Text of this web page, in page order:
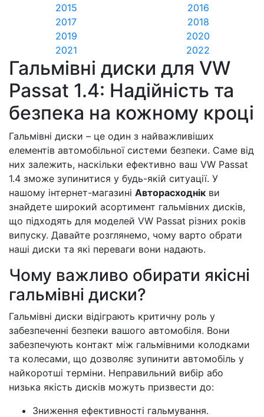
2015
2016
2017
2018
2019
2020
2021
2022
Гальмівні диски для VW
Passat 1.4: Надійність та
безпека на кожному кроці
Гальмівні диски – це один з найважливіших
елементів автомобільної системи безпеки. Саме від
них залежить, наскільки ефективно ваш VW Passat
1.4 зможе зупинитися у будь-якій ситуації. У
нашому інтернет-магазині Авторасходнік ви
знайдете широкий асортимент гальмівних дисків,
що підходять для моделей VW Passat різних років
випуску. Давайте розглянемо, чому варто обрати
наші диски та які переваги вони надають.
Чому важливо обирати якісні
гальмівні диски?
Гальмівні диски відіграють критичну роль у
забезпеченні безпеки вашого автомобіля. Вони
забезпечують контакт між гальмівними колодками
та колесами, що дозволяє зупинити автомобіль у
найкоротші терміни. Неправильний вибір або
низька якість дисків можуть призвести до:
Зниження ефективності гальмування.